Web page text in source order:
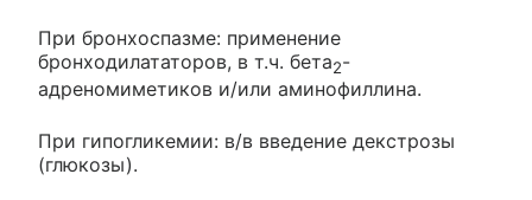
При бронхоспазме: применение
бронходилататоров, в т.ч. бета2-
адреномиметиков и/или аминофиллина.
При гипогликемии: в/в введение декстрозы
(глюкозы).